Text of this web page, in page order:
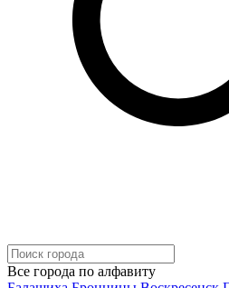
Все города по алфавиту